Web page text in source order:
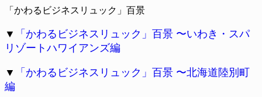
「かわるビジネスリュック」百景
▼
「かわるビジネスリュック」百景 〜いわき・スパ
リゾートハワイアンズ編
▼
「かわるビジネスリュック」百景 〜北海道陸別町
編